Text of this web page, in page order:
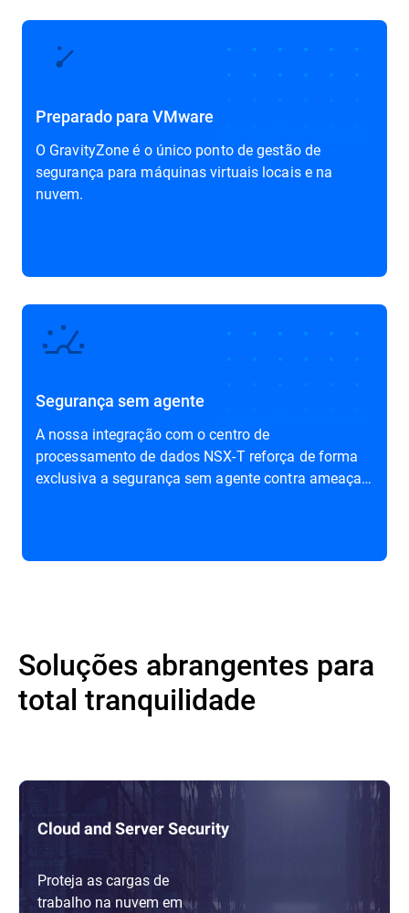
Preparado para VMware
O GravityZone é o único ponto de gestão de
segurança para máquinas virtuais locais e na
nuvem.
Segurança sem agente
A nossa integração com o centro de
processamento de dados NSX-T reforça de forma
exclusiva a segurança sem agente contra ameaças
Soluções abrangentes para
total tranquilidade
Cloud and Server Security
Proteja as cargas de
trabalho na nuvem em